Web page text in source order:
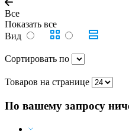
Все
Показать все
Вид
Сортировать по
Товаров на странице
По вашему запросу